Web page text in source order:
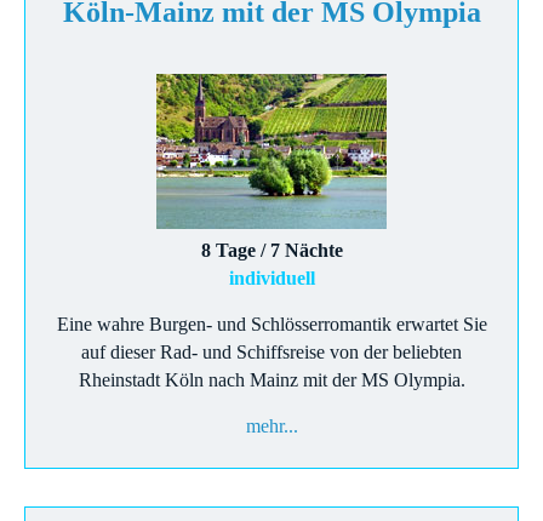
Köln-Mainz mit der MS Olympia
8 Tage / 7 Nächte
individuell
Eine wahre Burgen- und Schlösserromantik erwartet Sie
auf dieser Rad- und Schiffsreise von der beliebten
Rheinstadt Köln nach Mainz mit der MS Olympia.
mehr...